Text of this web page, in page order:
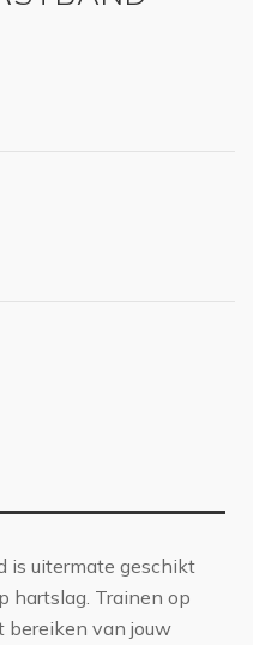
is uitermate geschikt
hartslag. Trainen op
bereiken van jouw